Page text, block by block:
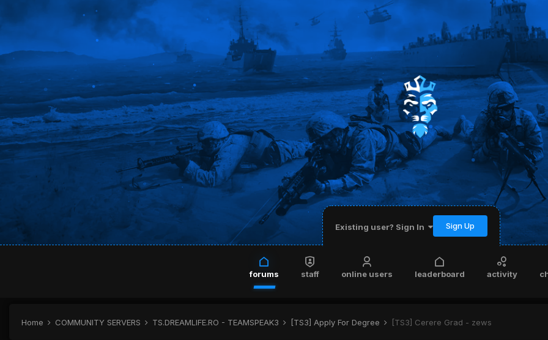
Existing user? Sign In Sign Up
forums staff online users leaderboard activity
Home COMMUNITY SERVERS TS.DREAMLIFE.RO - TEAMSPEAK3 [TS3] Apply For Degree [TS3] Cerere Grad - zews